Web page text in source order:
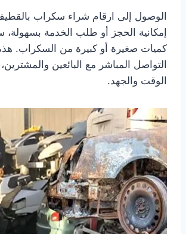
الوصول إلى ارقام شراء سكراب
إمكانية الحجز أو طلب الخدمة بسهولة،
كميات صغيرة أو كبيرة من السكراب. هذه
التواصل المباشر مع البائعين
الوقت والجهد.